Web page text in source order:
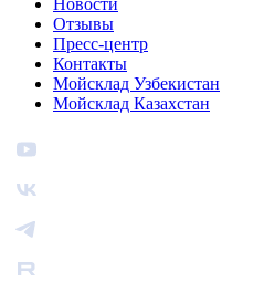
Новости
Отзывы
Пресс-центр
Контакты
Мойсклад Узбекистан
Мойсклад Казахстан